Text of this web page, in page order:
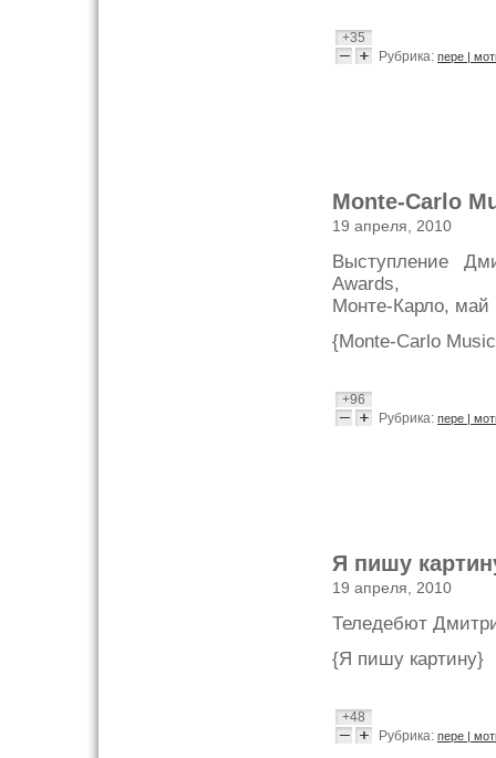
+35
Рубрика: пере |
Monte-Carlo
19 апреля, 2010
Выступление
Awards,
Монте-Карло, май
{Monte-Carlo
+96
Рубрика: пере |
Я пишу
19 апреля, 2010
Теледебют
{Я пишу картину}
+48
Рубрика: пере |